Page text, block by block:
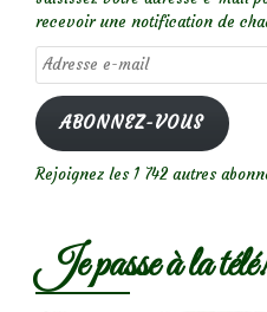
recevoir une notification de
Adresse
e-
mail
ABONNEZ-VOUS
Rejoignez les 1 742 autres
Je passe à la